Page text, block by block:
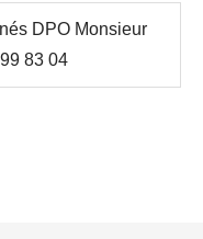
DPO Monsieur
83 04